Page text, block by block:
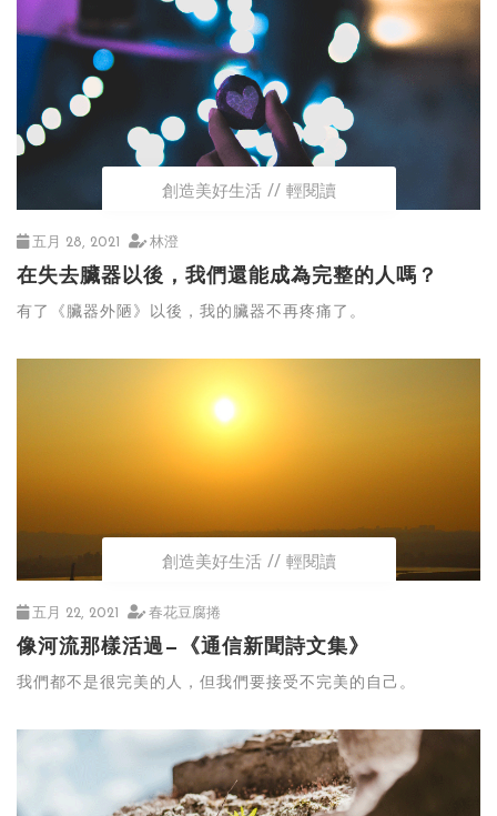
創造美好生活 輕閱讀
五月 28, 2021 林澄
在失去臟器以後，我們還能成為完整的人嗎？
有了《臟器外陋》以後，我的臟器不再疼痛了。
創造美好生活 輕閱讀
五月 22, 2021 春花豆腐捲
像河流那樣活過—《通信新聞詩文集》
我們都不是很完美的人，但我們要接受不完美的自己。